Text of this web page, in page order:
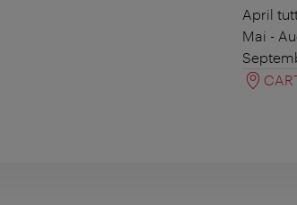
April
Mai -